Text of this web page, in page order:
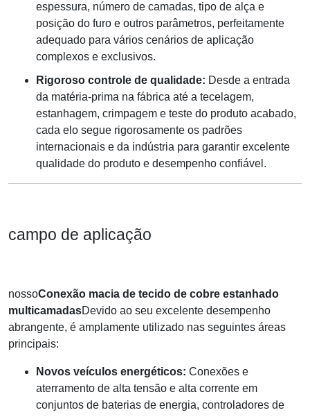
espessura, número de camadas, tipo de alça e
posição do furo e outros parâmetros, perfeitamente
adequado para vários cenários de aplicação
complexos e exclusivos.
Rigoroso controle de qualidade: Desde a entrada
da matéria-prima na fábrica até a tecelagem,
estanhagem, crimpagem e teste do produto acabado,
cada elo segue rigorosamente os padrões
internacionais e da indústria para garantir excelente
qualidade do produto e desempenho confiável.
campo de aplicação
nossoConexão macia de tecido de cobre estanhado
multicamadasDevido ao seu excelente desempenho
abrangente, é amplamente utilizado nas seguintes áreas
principais:
Novos veículos energéticos: Conexões e
aterramento de alta tensão e alta corrente em
conjuntos de baterias de energia, controladores de